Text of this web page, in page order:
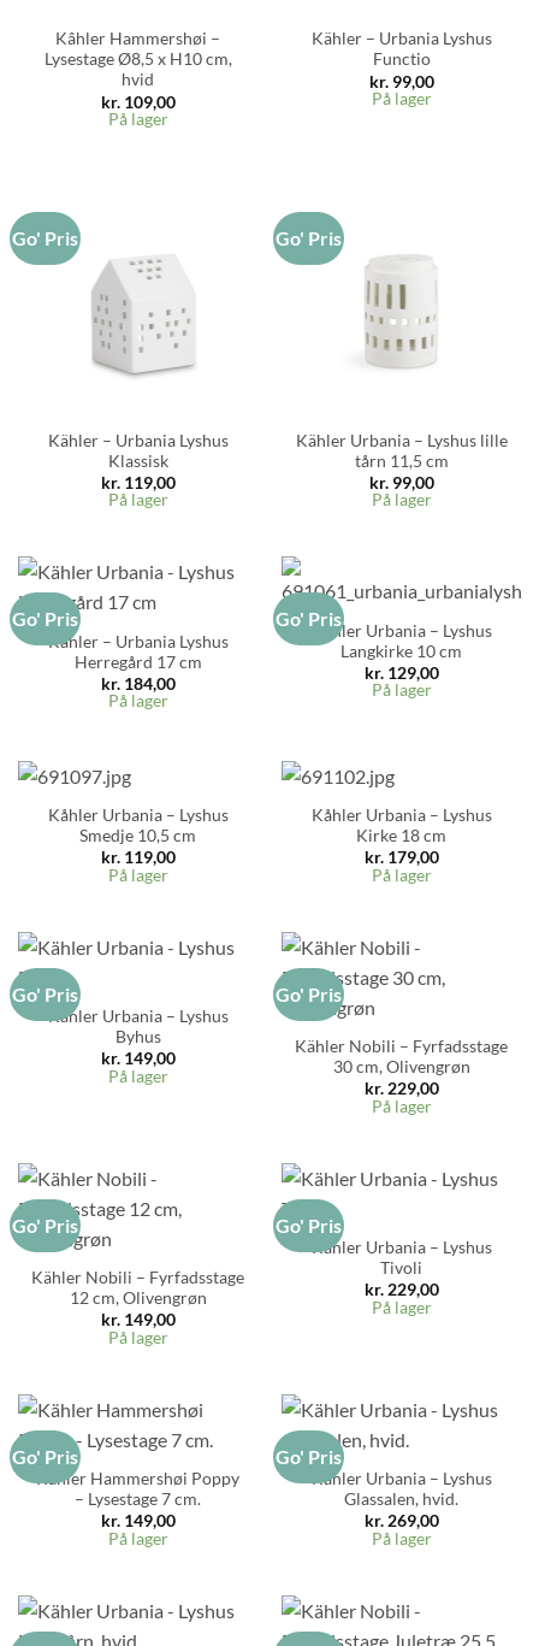
Kâhler Hammershøi –
Lysestage Ø8,5 x H10 cm,
hvid
kr.109,00
På lager
Kähler – Urbania Lyshus
Functio
kr.99,00
På lager
Go' Pris
Kähler – Urbania Lyshus
Klassisk
kr.119,00
På lager
Go' Pris
Kähler Urbania – Lyshus lille
tårn 11,5 cm
kr.99,00
På lager
Go' Pris
Kähler – Urbania Lyshus
Herregård 17 cm
kr.184,00
På lager
Go' Pris
Kähler Urbania – Lyshus
Langkirke 10 cm
kr.129,00
På lager
Kåhler Urbania – Lyshus
Smedje 10,5 cm
kr.119,00
På lager
Kåhler Urbania – Lyshus
Kirke 18 cm
kr.179,00
På lager
Go' Pris
Kähler Urbania – Lyshus
Byhus
kr.149,00
På lager
Go' Pris
Kähler Nobili – Fyrfadsstage
30 cm, Olivengrøn
kr.229,00
På lager
Go' Pris
Kähler Nobili – Fyrfadsstage
12 cm, Olivengrøn
kr.149,00
På lager
Go' Pris
Kähler Urbania – Lyshus
Tivoli
kr.229,00
På lager
Go' Pris
Kähler Hammershøi Poppy
– Lysestage 7 cm.
kr.149,00
På lager
Go' Pris
Kähler Urbania – Lyshus
Glassalen, hvid.
kr.269,00
På lager